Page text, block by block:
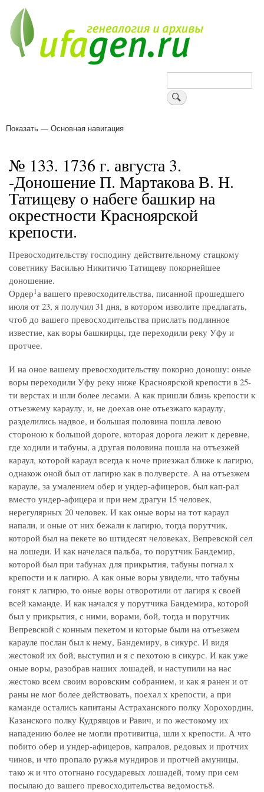
основному
содержанию
Поиск
Основная
Показать — Основная навигация
№ 133. 1736 г. августа 3.
-Доношение П. Мартакова В. Н.
Татищеву о набеге башкир на
окрестности Красноярской
крепости.
Превосходительству господину действительному стацкому
советнику Василью Никитичю Татищеву покорнейшее
доношение.
Ордер 1а вашего превосходительства, писанной прошедшего
июля от 23, я получил 31 дня, в котором изволите предлагать,
чтоб до вашего превосходительства прислать подлинное
известие, как воры башкирцы, где переходили реку Уфу и
протчее.
И на оное вашему превосходительству покорно доношу: оные
воры переходили Уфу реку ниже Красноярской крепости в 25-
ти верстах и шли более лесами. А как пришли близь крепости к
отъезжему караулу, и, не доехав оне отьезжаго караулу,
разделились надвое, и большая половина пошла левою
стороною к большой дороге, которая дорога лежит к деревне,
где ходили и табуны, а другая половина пошла на отъезжей
караул, которой караул всегда к ноче приезжал ближе к лагирю,
однакож оной был от лагирю как в полуверсте. А на отъезжем
карауле, за умалением обер и ундер-афицеров, был кап-рал
вместо ундер-афицера и при нем драгун 15 человек,
нерегулярных 20 человек. И как оные воры на тот караул
напали, и оные от них бежали к лагирю, тогда порутчик,
которой был на пекете во штидесят человеках, Вепревской сел
на лошеди. И как начелася пальба, то порутчик Бандемир,
которой был при табунах для прикрытия, табуны погнал х
крепости и к лагирю. А как оные воры увидели, что табуны
гонят к лагирю, то оные воры отворотили от лагиря к своей
всей каманде. И как начался у порутчика Бандемира, которой
был у прикрытия, с ними, ворами, бой, тогда и порутчик
Вепревской с конным пекетом и которые были на отъезжем
карауле послан был к нему, Бандемиру, в сикурс. И видя
жестокой их бой, выступил и я с пехотою в сикурс. И как уже
оные воры, разобрав наших лошадей, и наступили на нас
жестоко всем своим воровским собранием, и как я ранен и от
раны не мог более действовать, поехал х крепости, а при
каманде остались капитаны Астраханского полку Хорохордин,
Казанского полку Кудрявцов и Равич, и по жестокому их
нападению более не могли противитца, шли х крепости. А что
побито обер и ундер-афицеров, капралов, редовых и протчих
чинов, и что пропало ружья мундиров и протчей амуницы,
тако ж и что отогнано государевых лошадей, тому при сем
посылаю до вашего превосходительства ведомость8.